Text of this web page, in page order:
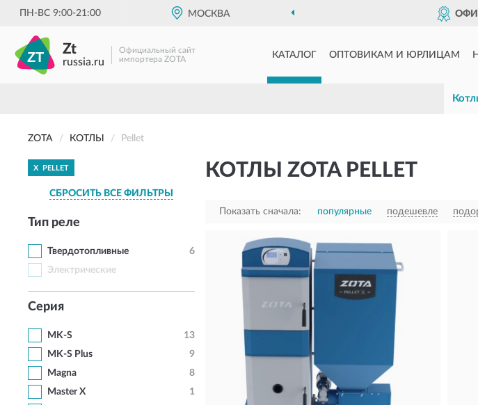
ПН-ВС 9:00-21:00 МОСКВА
Zt
russia.ru
Официальный сайт
импортера ZOTA
КАТАЛОГ ОПТОВИКАМ И ЮРЛИЦАМ
ZOTA КОТЛЫ Pellet
X PELLET
СБРОСИТЬ ВСЕ ФИЛЬТРЫ
Тип реле
Твердотопливные
6
Электрические
Серия
MK-S
13
MK-S Plus
9
Magna
8
Master X
1
КОТЛЫ ZOTA PELLET
Показать сначала: популярные подешевле